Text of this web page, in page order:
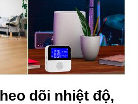
dõi nhiệt độ,
3.7V/500mAh (Thời gian sạc: <2giờ,
gian chờ: 4-6 giờ)
42.8℉(-19-60℃)